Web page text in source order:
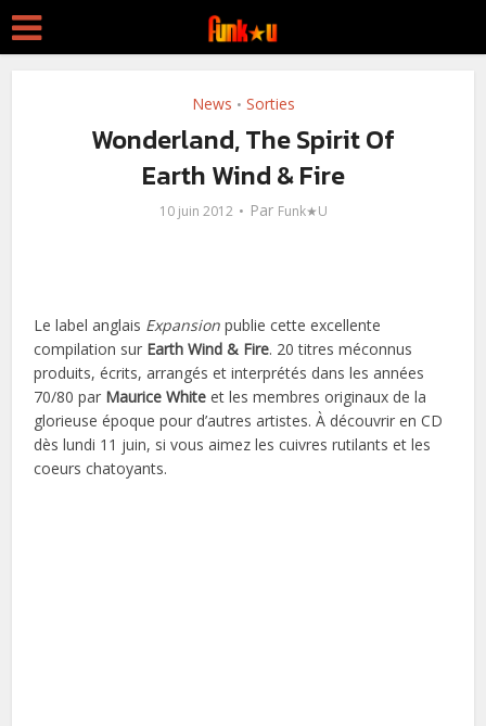
News • Sorties
Wonderland, The Spirit Of
Earth Wind & Fire
10 juin 2012 Par Funk★U
Le label anglais Expansion publie cette excellente
compilation sur Earth Wind & Fire. 20 titres méconnus
produits, écrits, arrangés et interprétés dans les années
70/80 par Maurice White et les membres originaux de la
glorieuse époque pour d’autres artistes. À découvrir en CD
dès lundi 11 juin, si vous aimez les cuivres rutilants et les
coeurs chatoyants.